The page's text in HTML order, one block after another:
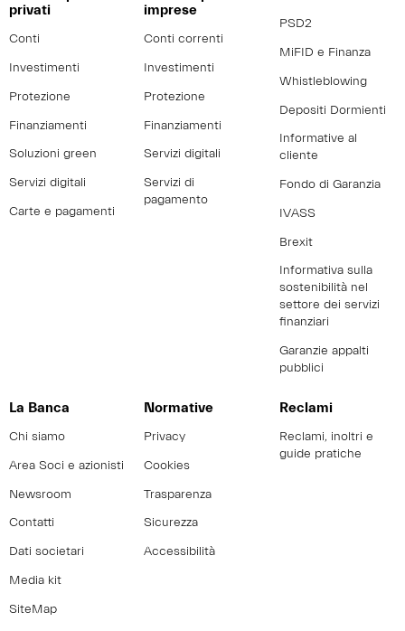
privati
Conti
Investimenti
Protezione
Finanziamenti
Soluzioni green
Servizi digitali
Carte e pagamenti
imprese
Conti correnti
Investimenti
Protezione
Finanziamenti
Servizi digitali
Servizi di
pagamento
La Banca
Chi siamo
Area Soci e azionisti
Newsroom
Contatti
Dati societari
Media kit
SiteMap
Normative
Privacy
Cookies
Trasparenza
Sicurezza
Accessibilità
Reclami
Reclami, inoltri e
guide pratiche
PSD2
MiFID e Finanza
Whistleblowing
Depositi Dormienti
Informative al
cliente
Fondo di Garanzia
IVASS
Brexit
Informativa sulla
sostenibilità nel
settore dei servizi
finanziari
Garanzie appalti
pubblici